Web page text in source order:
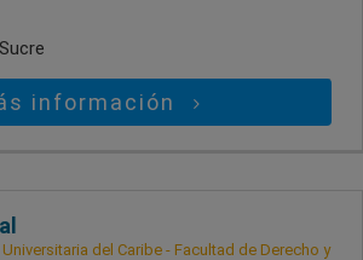
Sucre
información
Universitaria del Caribe - Facultad de Derecho y